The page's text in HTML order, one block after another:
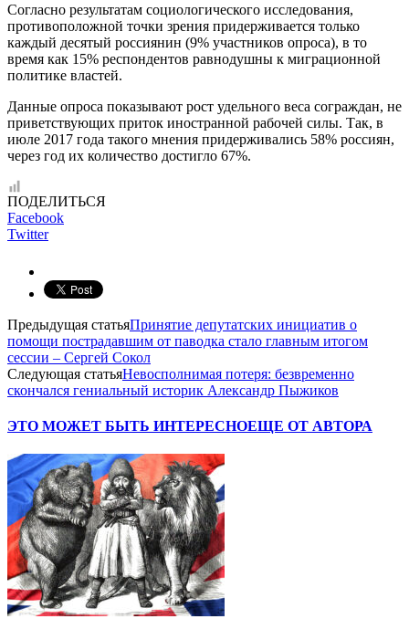
Согласно результатам социологического исследования,
противоположной точки зрения придерживается только
каждый десятый россиянин (9% участников опроса), в то
время как 15% респондентов равнодушны к миграционной
политике властей.
Данные опроса показывают рост удельного веса сограждан, не
приветствующих приток иностранной рабочей силы. Так, в
июле 2017 года такого мнения придерживались 58% россиян,
через год их количество достигло 67%.
ПОДЕЛИТЬСЯ
Facebook
Twitter
Предыдущая статьяПринятие депутатских инициатив о
помощи пострадавшим от паводка стало главным итогом
сессии – Сергей Сокол
Следующая статьяНевосполнимая потеря: безвременно
скончался гениальный историк Александр Пыжиков
ЭТО МОЖЕТ БЫТЬ ИНТЕРЕСНОЕЩЕ ОТ АВТОРА